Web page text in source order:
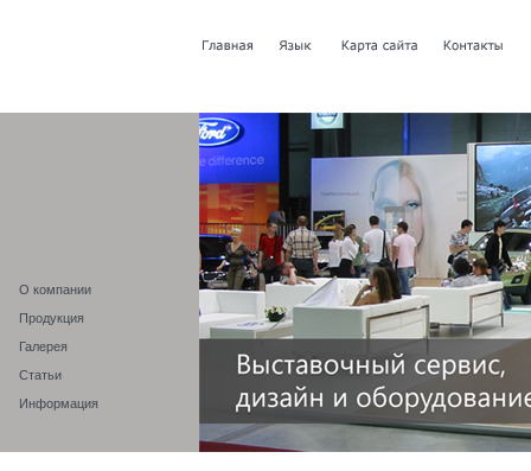
О компании
Продукция
Галерея
Статьи
Информация